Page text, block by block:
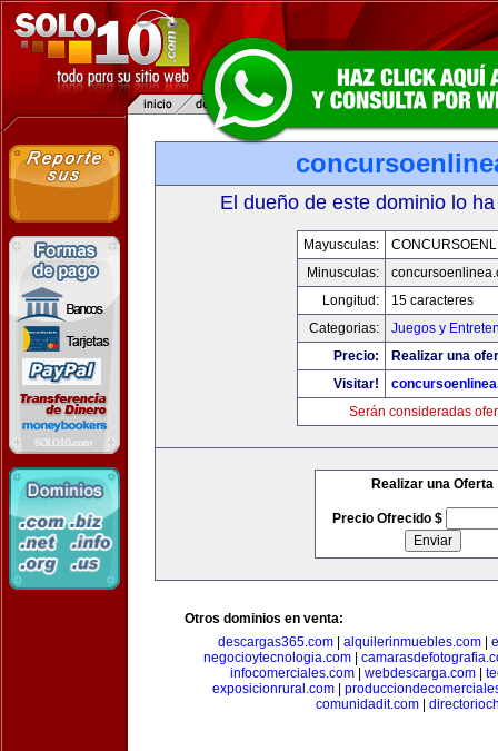
El dueño de este dominio lo
Mayusculas:
Minusculas:
Longitud:
15 caracteres
Categorias:
Juegos y
Precio:
Realizar una
Visitar!
Serán consideradas
Realizar una Oferta
Precio Ofrecido $
Otros dominios en venta:
descargas365.com| alquilerinmuebles.com|
negocioytecnologia.com
infocomerciales.com| webdescarga.com|
exposicionrural.com
comunidadit.com|